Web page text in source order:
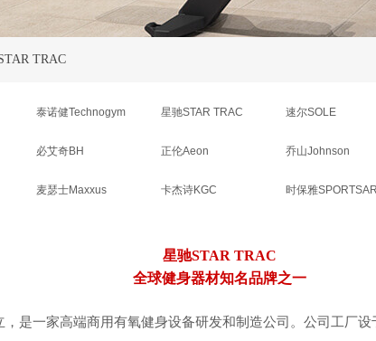
TRAC
星驰STAR TRAC
时保雅
卡杰诗KGC
速尔SOLE
泰诺健Technogym
必艾奇BH 正伦Aeon 乔山Johnson
麦瑟士Maxxus
星驰STAR TRAC
全球健身器材知名品牌之一
，是一家高端商用有氧健身设备研发和制造公司。公司工厂设